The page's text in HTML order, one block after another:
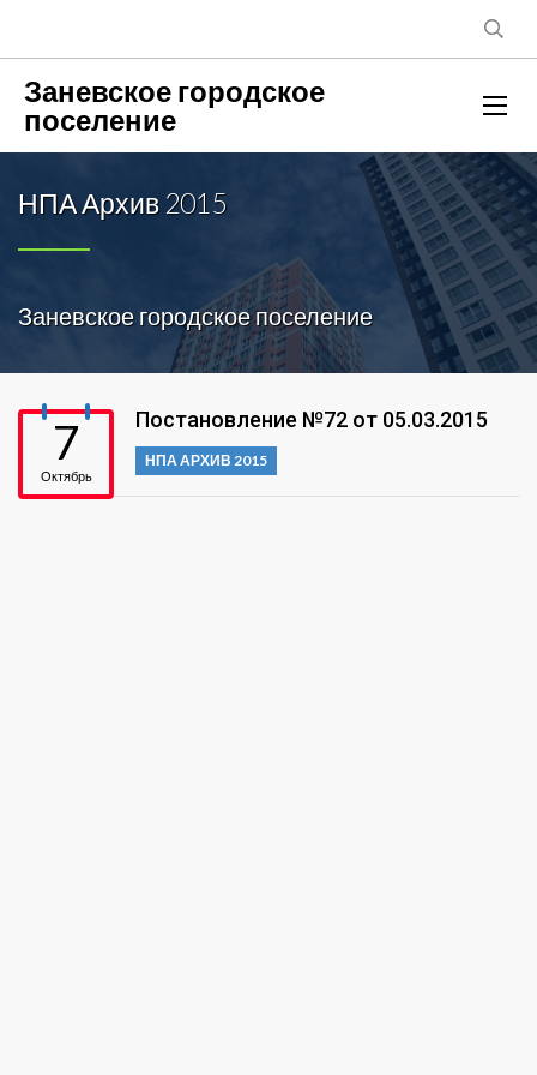
Заневское городское
поселение
НПА Архив 2015
Заневское городское поселение
7
Октябрь
Постановление №72 от 05.03.2015
НПА АРХИВ 2015